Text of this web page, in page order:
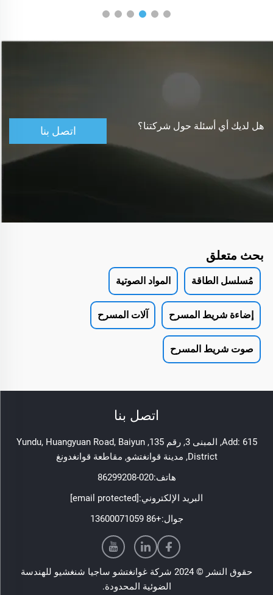
هل لديك أي أسئلة حول شركتنا؟ اتصل بنا
بحث متعلق
مُسلسل الطاقة المواد الصوتية
إضاءة شريط المسرح آلات المسرح
صوت شريط المسرح
اتصل بنا
Add: 615, المبنى 3, رقم 135, Yundu, Huangyuan Road, Baiyun
District, مدينة قوانغتشو, مقاطعة قوانغدونغ
هاتف:020-86299208
البريد الإلكتروني:
جوال:+86 13600071059
حقوق النشر © 2024 شركة غوانغتشو ساجيا شنغشيو للهندسة
الضوئية المحدودة.